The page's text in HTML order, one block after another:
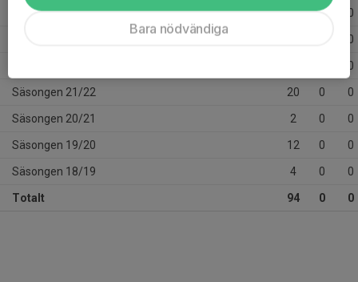
Säsongen 24/25 13 0 0
0
0
Säsongen 21/22 20 0 0
Säsongen 20/21 2 0 0
Säsongen 19/20 12 0 0
Säsongen 18/19 4 0 0
Totalt 94 0 0
Bara nödvändiga